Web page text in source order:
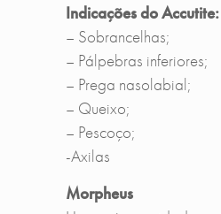
Indicações do Accutite:
– Sobrancelhas;
– Pálpebras inferiores;
– Prega nasolabial;
– Queixo;
– Pescoço;
-Axilas
Morpheus